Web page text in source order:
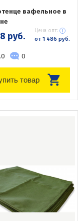
вафельное в
руб. Цена опт:
от 1 486 руб.
0
товар